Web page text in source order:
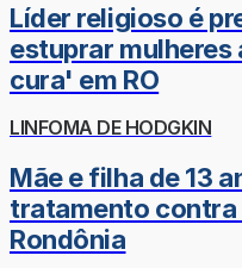
Líder religioso é
estuprar
cura' em RO
LINFOMA DE HODGKIN
Mãe e filha de 13
tratamento contra
Rondônia